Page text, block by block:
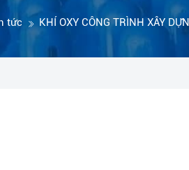
tức KHÍ OXY CÔNG TRÌNH XÂY